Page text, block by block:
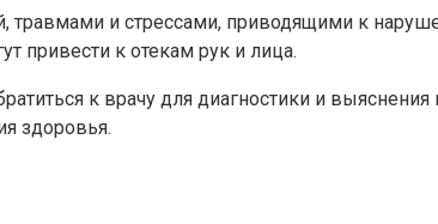
и стрессами, приводящими к
привести к отекам рук и лица.
к врачу для диагностики и
здоровья.